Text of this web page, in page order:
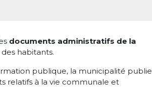
documents administratifs de la
habitants.
publique, la municipalité publie
relatifs à la vie communale et